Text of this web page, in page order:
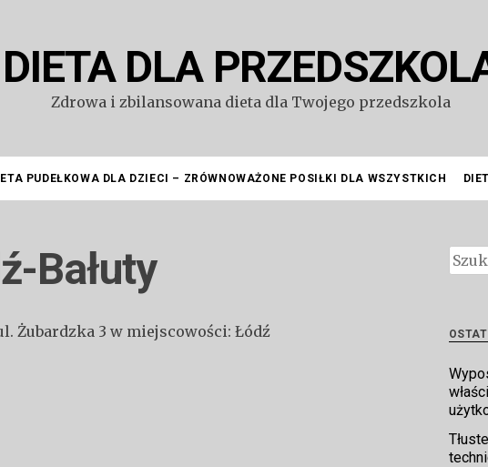
DIETA DLA
Zdrowa i zbilansowana dieta dla Twojego przedszkola
PUDEŁKOWA DLA DZIECI – ZRÓWNOWAŻONE POSIŁKI DLA WSZYSTKICH
Bałuty
Żubardzka 3 w miejscowości: Łódź